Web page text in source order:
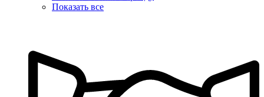
Показать все